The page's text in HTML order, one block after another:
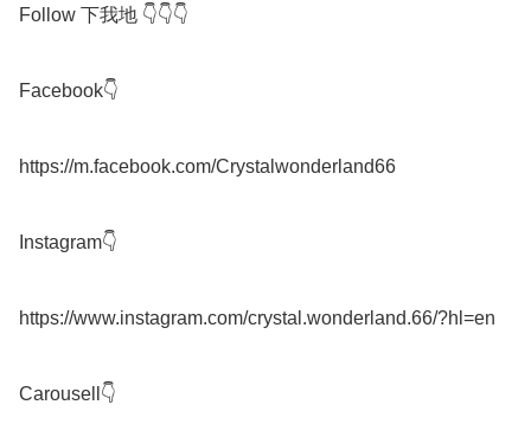
Follow 下我地 👇👇👇
Facebook👇
https://m.facebook.com/Crystalwonderland66
Instagram👇
https://www.instagram.com/crystal.wonderland.66/?hl=en
Carousell👇